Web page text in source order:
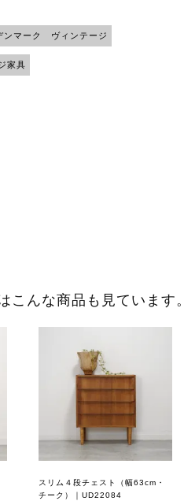
ンマーク ヴィンテージ
家具
こんな商品も見ています。
スリム４段チェスト（幅63cm・
チーク）｜UD22084